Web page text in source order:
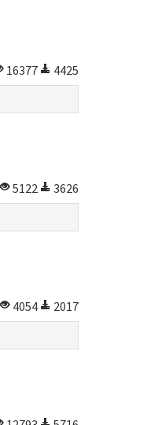
16377
4425
5122
3626
4054
2017